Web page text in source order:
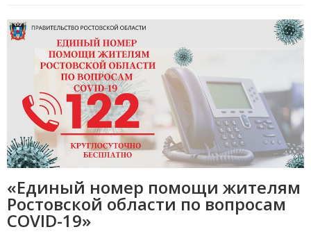
«Единый номер помощи жителям
Ростовской области по вопросам
COVID-19»